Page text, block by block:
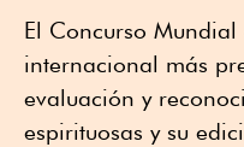
El Concurso Mundial
internacional más
evaluación y
espirituosas y su